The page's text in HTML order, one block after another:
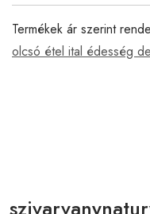
Termékek ár szerint
olcsó étel ital édesség